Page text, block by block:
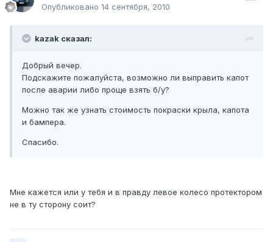
Опубликовано 14 сентября, 2010
kazak сказал:
Добрый вечер.
Подскажите пожалуйста, возможно ли выправить капот
после аварии либо проще взять б/у?
Можно так же узнать стоимость покраски крыла, капота
и бампера.
Спасибо.
Мне кажется или у тебя и в правду левое колесо протектором
не в ту сторону соит?